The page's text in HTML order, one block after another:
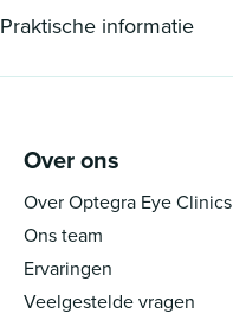
Praktische informatie
Over ons
Over Optegra Eye Clinics
Ons team
Ervaringen
Veelgestelde vragen